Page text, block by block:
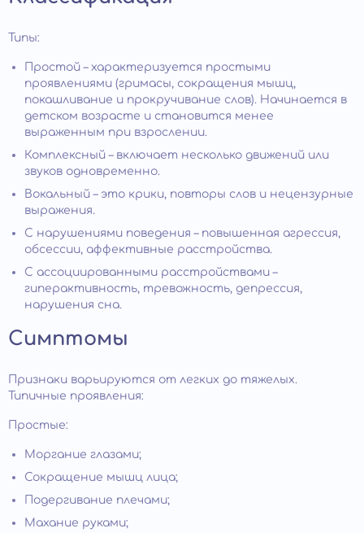
Типы:
Простой – характеризуется простыми
проявлениями (гримасы, сокращения мышц,
покашливание и прокручивание слов). Начинается в
детском возрасте и становится менее
выраженным при взрослении.
Комплексный – включает несколько движений или
звуков одновременно.
Вокальный – это крики, повторы слов и нецензурные
выражения.
С нарушениями поведения – повышенная агрессия,
обсессии, аффективные расстройства.
С ассоциированными расстройствами –
гиперактивность, тревожность, депрессия,
нарушения сна.
Симптомы
Признаки варьируются от легких до тяжелых.
Типичные проявления:
Простые:
Моргание глазами;
Сокращение мышц лица;
Подергивание плечами;
Махание руками;